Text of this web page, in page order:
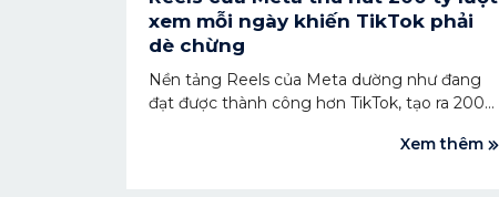
xem mỗi ngày khiến TikTok phải
dè chừng
Nền tảng Reels của Meta dường như đang
đạt được thành công hơn TikTok, tạo ra 200
Xem thêm